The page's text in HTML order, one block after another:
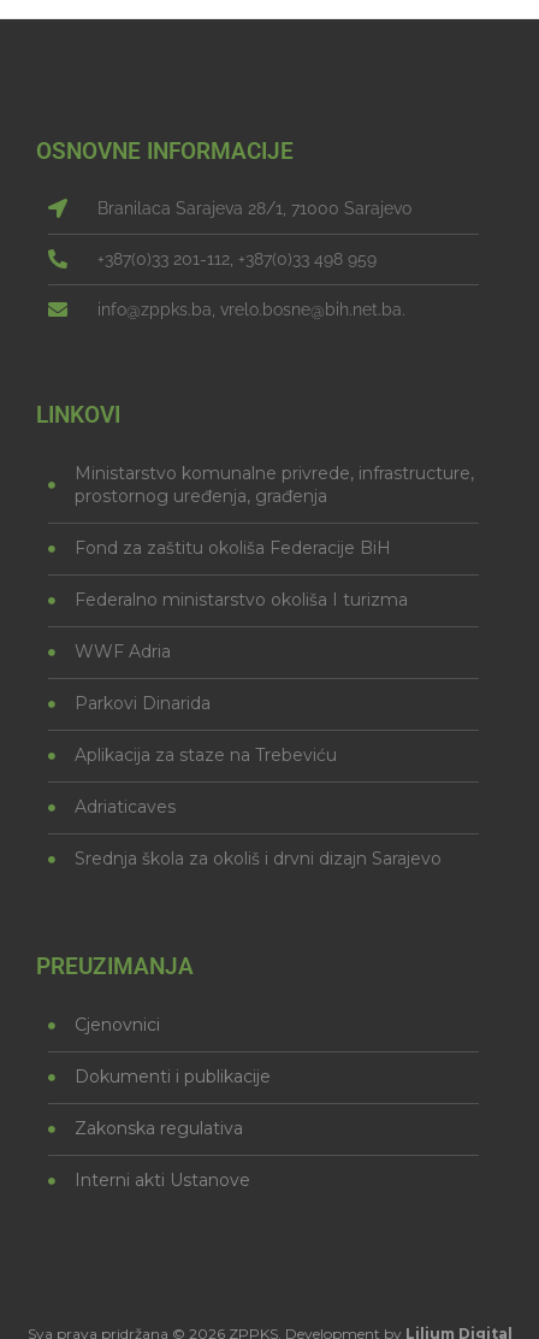
OSNOVNE INFORMACIJE
Branilaca Sarajeva 28/1, 71000 Sarajevo
+387(0)33 201-112, +387(0)33 498 959
info@zppks.ba, vrelo.bosne@bih.net.ba.
LINKOVI
Ministarstvo komunalne privrede, infrastructure,
prostornog uređenja, građenja
Fond za zaštitu okoliša Federacije BiH
Federalno ministarstvo okoliša I turizma
WWF Adria
Parkovi Dinarida
Aplikacija za staze na Trebeviću
Adriaticaves
Srednja škola za okoliš i drvni dizajn Sarajevo
PREUZIMANJA
Cjenovnici
Dokumenti i publikacije
Zakonska regulativa
Interni akti Ustanove
Sva prava pridržana © 2026 ZPPKS. Development byLilium Digital